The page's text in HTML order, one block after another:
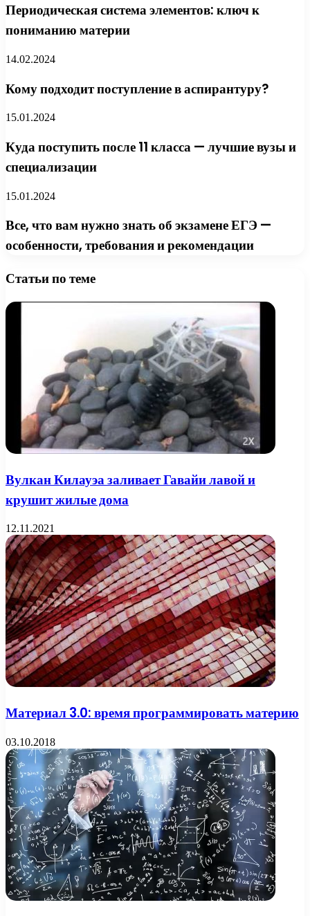
Периодическая система элементов: ключ к
пониманию материи
14.02.2024
Кому подходит поступление в аспирантуру?
15.01.2024
Куда поступить после 11 класса — лучшие вузы и
специализации
15.01.2024
Все, что вам нужно знать об экзамене ЕГЭ —
особенности, требования и рекомендации
Статьи по теме
Вулкан Килауэа заливает Гавайи лавой и
крушит жилые дома
12.11.2021
Материал 3.0: время программировать материю
03.10.2018